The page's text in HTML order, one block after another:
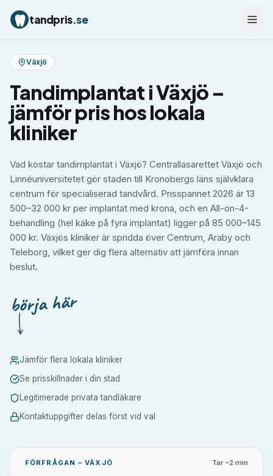
tandpris.se
Växjö
Tandimplantat iVäxjö –
jämför pris hos lokala
kliniker
Vad kostar tandimplantat i Växjö? Centrallasarettet Växjö och
Linnéuniversitetet gör staden till Kronobergs läns självklara
centrum för specialiserad tandvård. Prisspannet 2026 är 13
500–32 000 kr per implantat med krona, och en All-on-4-
behandling (hel käke på fyra implantat) ligger på 85 000–145
000 kr. Växjös kliniker är spridda över Centrum, Araby och
Teleborg, vilket ger dig flera alternativ att jämföra innan
beslut.
börja här
Jämför flera lokala kliniker
Se prisskillnader i din stad
Legitimerade privata tandläkare
Kontaktuppgifter delas först vid val
FÖRFRÅGAN –VÄXJÖ Tar ~2 min